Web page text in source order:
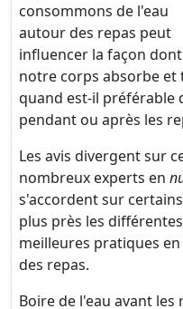
consommons de l'eau
autour des repas peut
influencer la façon dont
notre corps absorbe et
quand est-il préférable
pendant ou après les
Les avis divergent sur
nombreux experts en
s'accordent sur
plus près les
meilleures pratiques
des repas.
Boire de l'eau avant les